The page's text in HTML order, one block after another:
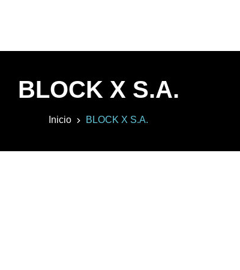
BLOCK X S.A.
Inicio BLOCK X S.A.